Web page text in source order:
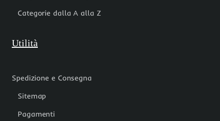
Categorie dalla A alla Z
Utilità
Spedizione e Consegna
Sitemap
Pagamenti